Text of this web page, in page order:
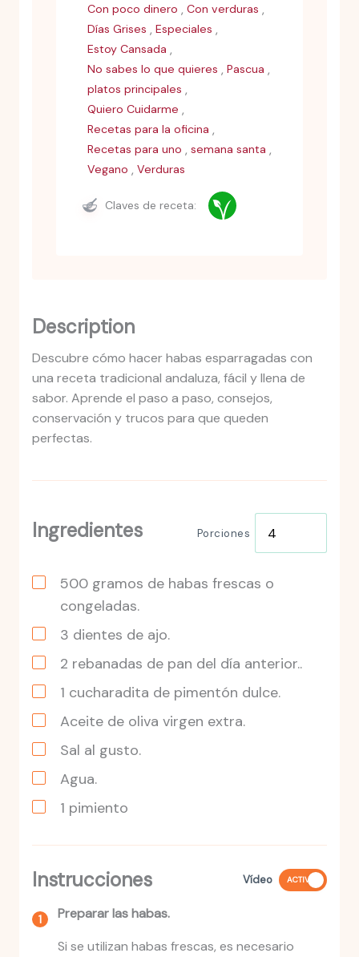
Con poco dinero , Con verduras ,
Días Grises , Especiales ,
Estoy Cansada ,
No sabes lo que quieres , Pascua ,
platos principales ,
Quiero Cuidarme ,
Recetas para la oficina ,
Recetas para uno , semana santa ,
Vegano , Verduras
Claves de receta:
Description
Descubre cómo hacer habas esparragadas con
una receta tradicional andaluza, fácil y llena de
sabor. Aprende el paso a paso, consejos,
conservación y trucos para que queden
perfectas.
Ingredientes Porciones
500 gramos de habas frescas o
congeladas.
3 dientes de ajo.
2 rebanadas de pan del día anterior..
1 cucharadita de pimentón dulce.
Aceite de oliva virgen extra.
Sal al gusto.
Agua.
1 pimiento
Instrucciones Vídeo ACTIVO
Preparar las habas.
Si se utilizan habas frescas, es necesario